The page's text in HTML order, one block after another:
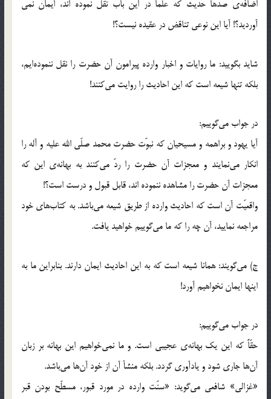
اضافه‌ی صدها حدیث که علما در این باب نقل نموده اند، ایمان نمی
آوردید؟! آیا این نوعی تناقض در عقیده نیست؟!
شاید بگویید: ما روایات و اخبار وارده پیرامون آن حضرت را نقل ننموده‌ایم،
بلکه تنها شیعه است که این احادیث را روایت می‌کنند!
در جواب می‌گوییم:
آیا یهود و براهمه و مسیحیان که نبوّت حضرت محمد صلّی الله علیه و آله را
انکار می‌نمایند و معجزات آن حضرت را ردّ می‌کنند به بهانه‌ی این که
معجزات آن حضرت را مشاهده ننموده اند، قابل قبول و درست است؟!
واقعیّت آن است که احادیث وارده از طریق شیعه می‌باشد. به کتاب‌های خود
مراجعه نمایید، آن چه را که ما می‌گوییم خواهید یافت.
ج) می‌گویند: همانا شیعه است که به این احادیث ایمان دارند. بنابراین ما به
اینها ایمان نخواهیم آورد!
در جواب می‌گوییم:
حقّاً که این یک بهانه‌ی عجیبی است. و ما نمی‌خواهیم این بهانه بر زبان
آن‌ها جاری شود و یادآوری گردد. بلکه منشأ آن از خود آن‌ها می‌باشد.
«غزالی» شافعی می‌گوید: «سنّت وارده در مورد قبور، مسطّح بودن قبر